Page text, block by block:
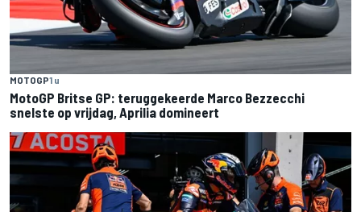
MOTOGP1 u
MotoGP Britse GP: teruggekeerde Marco Bezzecchi
snelste op vrijdag, Aprilia domineert